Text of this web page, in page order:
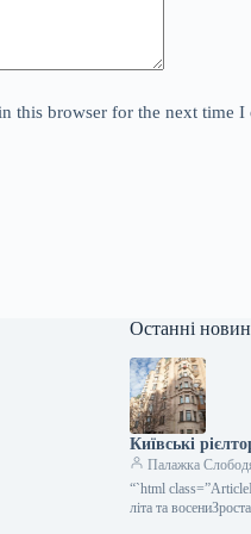
this browser for the next time I
Останні
Київські
Палажка
“`html
літа та